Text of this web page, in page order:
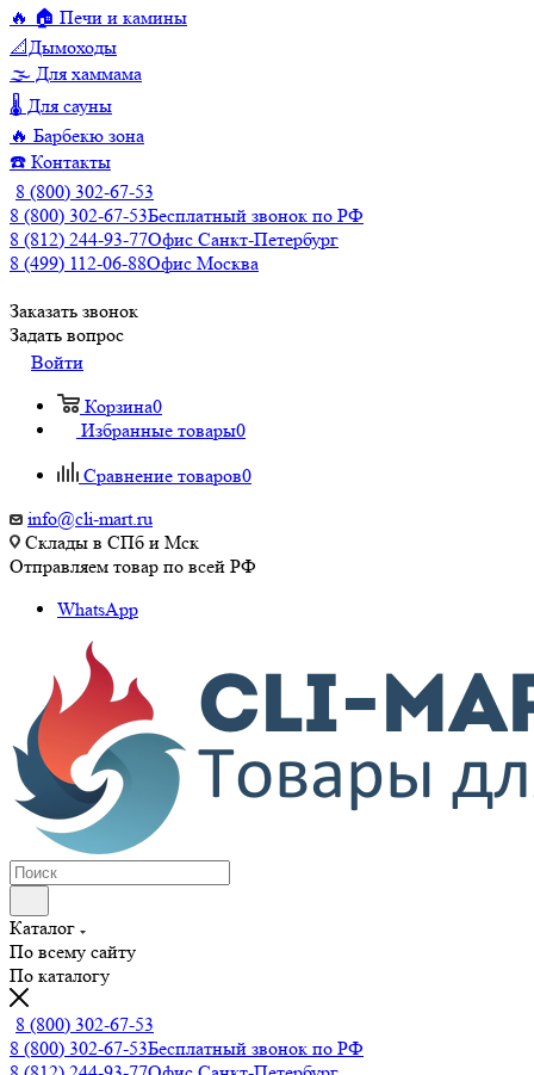
🔥 🏠 Печи и камины
📐Дымоходы
🌫️ Для хаммама
🌡️ Для сауны
🔥 Барбекю зона
☎️ Контакты
8 (800) 302-67-53
8 (800) 302-67-53Бесплатный звонок по РФ
8 (812) 244-93-77Офис Санкт-Петербург
8 (499) 112-06-88Офис Москва
Заказать звонок
Задать вопрос
Войти
Корзина0
Избранные товары0
Сравнение товаров0
info@cli-mart.ru
Склады в СПб и Мск
Отправляем товар по всей РФ
WhatsApp
Каталог
По всему сайту
По каталогу
8 (800) 302-67-53
8 (800) 302-67-53Бесплатный звонок по РФ